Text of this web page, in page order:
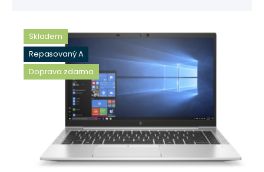
Skladem
Repasovaný A
Doprava zdarma